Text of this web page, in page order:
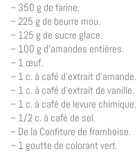
– 350 g de farine.
– 225 g de beurre mou.
– 125 g de sucre glace.
– 100 g d’amandes entières.
– 1 œuf.
– 1 c. à café d’extrait d’amande.
– 1 c. à café d’extrait de vanille.
– 1 c. à café de levure chimique.
– 1/2 c. à café de sel.
– De la Confiture de framboise.
– 1 goutte de colorant vert.